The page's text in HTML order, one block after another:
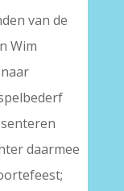
van de
Wim
daarmee